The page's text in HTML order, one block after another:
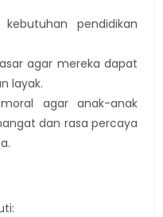
pendidikan
agar mereka dapat
layak.
agar anak-anak
dan rasa percaya